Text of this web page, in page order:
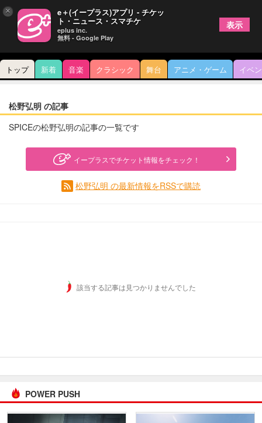
トップ 新着 音楽 クラシック 舞台 アニメ・ゲーム イベ
松野弘明 の記事
SPICEの松野弘明の記事の一覧です
イープラスでチケット情報をチェック！
松野弘明 の最新情報をRSSで購読
該当する記事は見つかりませんでした
POWER PUSH
× e＋(イープラス)アプリ - チケッ
ト・ニュース・スマチケ
eplus inc.
無料 - Google Play
表示